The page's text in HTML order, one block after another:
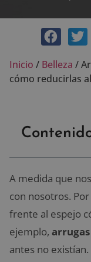
Inicio / Belleza /
cómo reducirlas
A medida que
con nosotros.
frente al espejo
ejemplo,
antes no existían.